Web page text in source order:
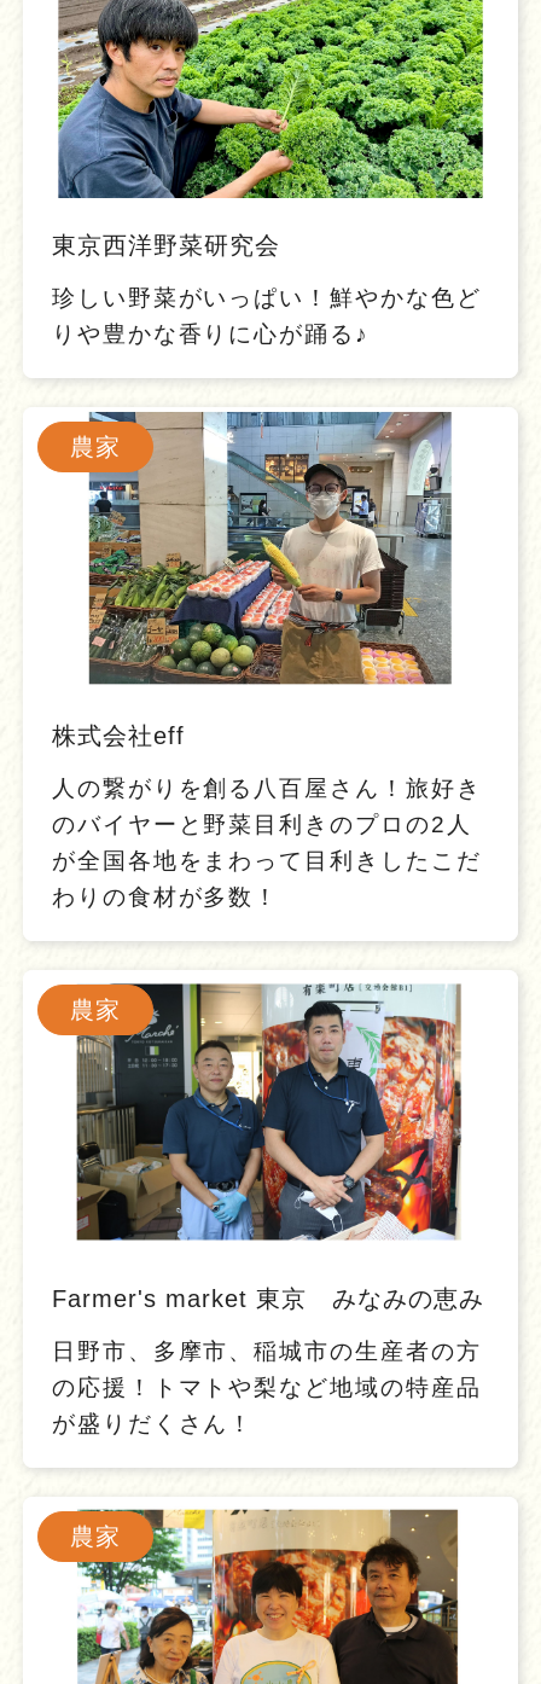
東京西洋野菜研究会
珍しい野菜がいっぱい！鮮やかな色ど
りや豊かな香りに心が踊る♪
農家
株式会社eff
人の繋がりを創る八百屋さん！旅好き
のバイヤーと野菜目利きのプロの2人
が全国各地をまわって目利きしたこだ
わりの食材が多数！
農家
Farmer's market 東京 みなみの恵み
日野市、多摩市、稲城市の生産者の方
の応援！トマトや梨など地域の特産品
が盛りだくさん！
農家